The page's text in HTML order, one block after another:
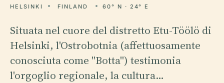
HELSINKI FINLAND 60° N · 24° E
Situata nel cuore del distretto Etu-Töölö di
Helsinki, l'Ostrobotnia (affettuosamente
conosciuta come "Botta") testimonia
l'orgoglio regionale, la cultura…